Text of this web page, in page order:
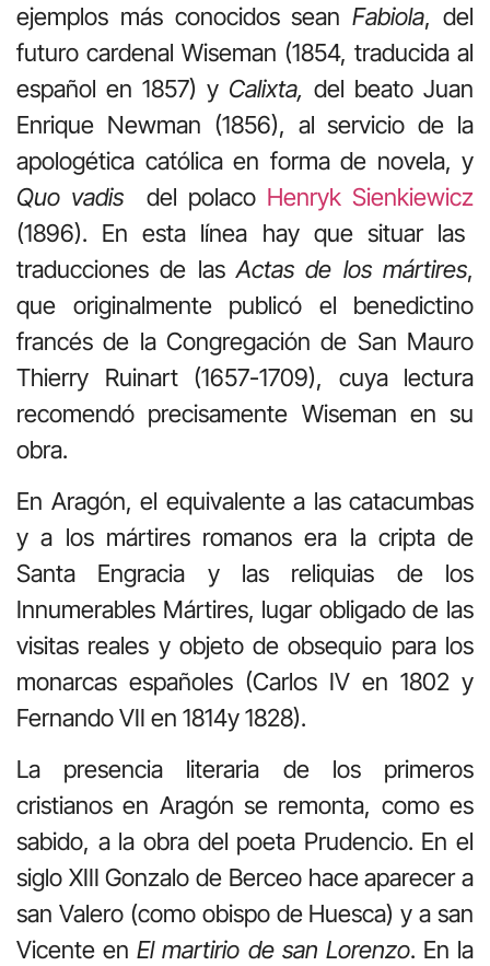
ejemplos más conocidos seanFabiola, del
futuro cardenal Wiseman (1854, traducida al
español en 1857) y Calixta, del beato Juan
Enrique Newman (1856), al servicio de la
apologética católica en forma de novela, y
Quo vadis
del polaco Henryk Sienkiewicz
(1896). En esta línea hay que situar las
traducciones de lasActas de los mártires,
que originalmente publicó el benedictino
francés de la Congregación de San Mauro
Thierry Ruinart (1657-1709), cuya lectura
recomendó precisamente Wiseman en su
obra.
En Aragón, el equivalente a las catacumbas
y a los mártires romanos era la cripta de
Santa Engracia y las reliquias de los
Innumerables Mártires, lugar obligado de las
visitas reales y objeto de obsequio para los
monarcas españoles (Carlos IV en 1802 y
Fernando VII en 1814y 1828).
La presencia literaria de los primeros
cristianos en Aragón se remonta, como es
sabido, a la obra del poeta Prudencio. En el
siglo XIII Gonzalo de Berceo hace aparecer a
san Valero (como obispo de Huesca) y a san
Vicente enEl martirio de san Lorenzo. En la